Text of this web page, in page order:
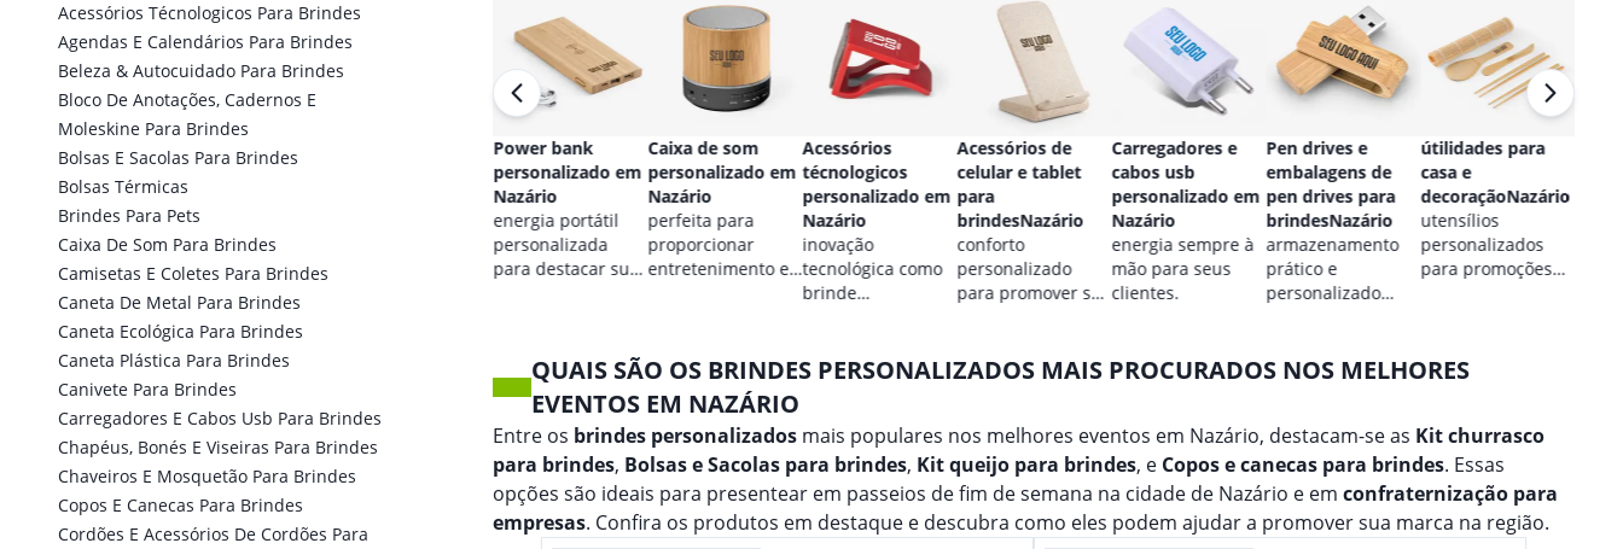
Acessórios Técnologicos Para Brindes
Agendas E Calendários Para Brindes
Beleza & Autocuidado Para Brindes
Bloco De Anotações, Cadernos E
Moleskine Para Brindes
Bolsas E Sacolas Para Brindes
Bolsas Térmicas
Brindes Para Pets
Caixa De Som Para Brindes
Camisetas E Coletes Para Brindes
Caneta De Metal Para Brindes
Caneta Ecológica Para Brindes
Caneta Plástica Para Brindes
Canivete Para Brindes
Carregadores E Cabos Usb Para Brindes
Chapéus, Bonés E Viseiras Para Brindes
Chaveiros E Mosquetão Para Brindes
Copos E Canecas Para Brindes
Cordões E Acessórios De Cordões Para
Power bank
personalizado em
Nazário
energia portátil
personalizada
para destacar sua
Caixa de som
personalizado em
Nazário
perfeita para
proporcionar
entretenimento e
Acessórios
técnologicos
personalizado em
Nazário
inovação
tecnológica como
brinde
Acessórios de
celular e tablet
para
brindesNazário
conforto
personalizado
para promover sua
Carregadores e
cabos usb
personalizado em
Nazário
energia sempre à
mão para seus
clientes.
Pen drives e
embalagens de
pen drives para
brindesNazário
armazenamento
prático e
personalizado
útilidades para
casa e
decoraçãoNazário
utensílios
personalizados
para promoções
QUAIS SÃO OS BRINDES PERSONALIZADOS MAIS PROCURADOS NOS MELHORES
EVENTOS EM NAZÁRIO
Entre os brindes personalizados mais populares nos melhores eventos em Nazário, destacam-se as Kit churrasco
para brindes, Bolsas e Sacolas para brindes, Kit queijo para brindes, e Copos e canecas para brindes. Essas
opções são ideais para presentear em passeios de fim de semana na cidade de Nazário e em confraternização para
empresas. Confira os produtos em destaque e descubra como eles podem ajudar a promover sua marca na região.